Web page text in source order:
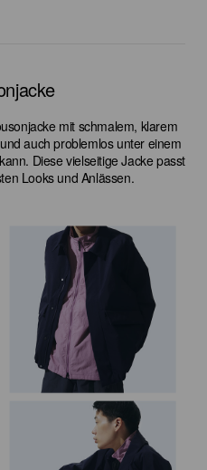
mit schmalem, klarem
auch problemlos unter einem
Diese vielseitige Jacke passt
Looks und Anlässen.